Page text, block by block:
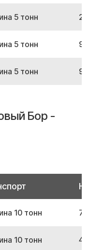
5 тонн
5 тонн
5 тонн
Бор -
10 тонн
10 тонн